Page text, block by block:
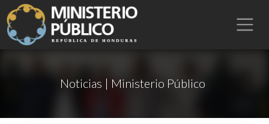
Noticias | Ministerio Público